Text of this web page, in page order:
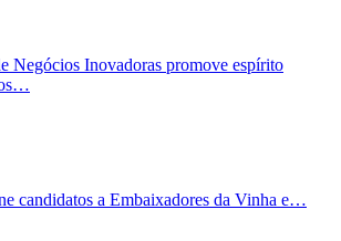
Negócios Inovadoras promove espírito
candidatos a Embaixadores da Vinha e…